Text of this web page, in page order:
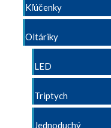
Kľúčenky
Oltáriky
LED
Triptych
Jednoduchý